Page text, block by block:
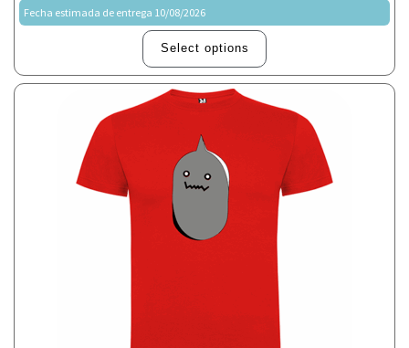
Fecha estimada de entrega 10/08/2026
Select options